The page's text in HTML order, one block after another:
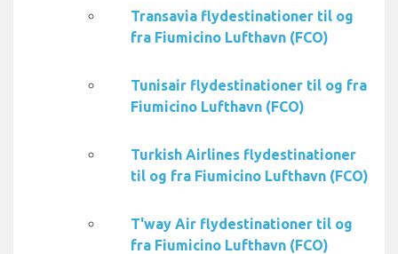
Transavia flydestinationer til og
fra Fiumicino Lufthavn (FCO)
Tunisair flydestinationer til og fra
Fiumicino Lufthavn (FCO)
Turkish Airlines flydestinationer
til og fra Fiumicino Lufthavn (FCO)
T'way Air flydestinationer til og
fra Fiumicino Lufthavn (FCO)